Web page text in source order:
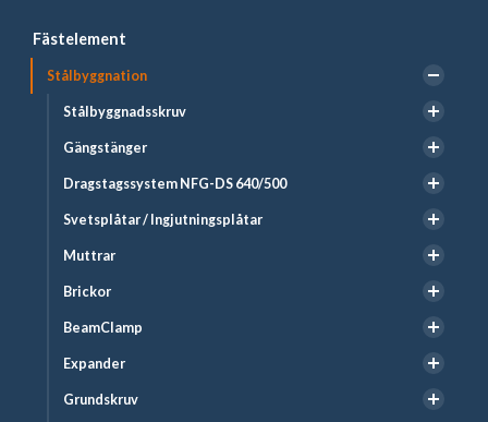
Fästelement
Stålbyggnation
Stålbyggnadsskruv
Gängstänger
Dragstagssystem NFG-DS 640/500
Svetsplåtar / Ingjutningsplåtar
Muttrar
Brickor
BeamClamp
Expander
Grundskruv